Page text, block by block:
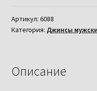
прямі
класичного
великі
Артикул: 6088
Категория: Джинсы
Описание